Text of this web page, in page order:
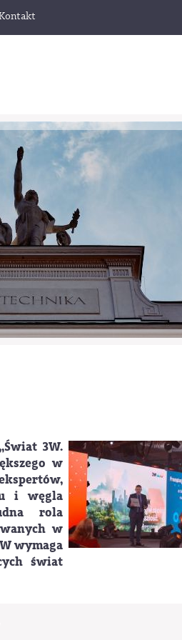
3W.
w
i węgla
rola
w
wymaga
świat